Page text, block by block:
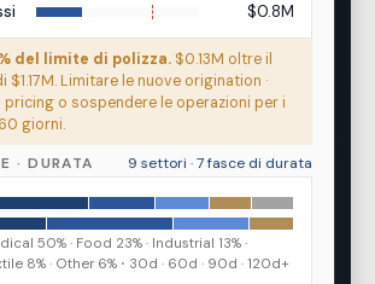
$0.8M
del limite di polizza. $0.13M oltre il
$1.17M. Limitare le nuove origination ·
pricing o sospendere le operazioni per i
giorni.
· DURATA
9 settori · 7 fasce di durata
50% · Food 23% · Industrial 13% ·
8% · Other 6% ⋅ 30d · 60d · 90d · 120d+